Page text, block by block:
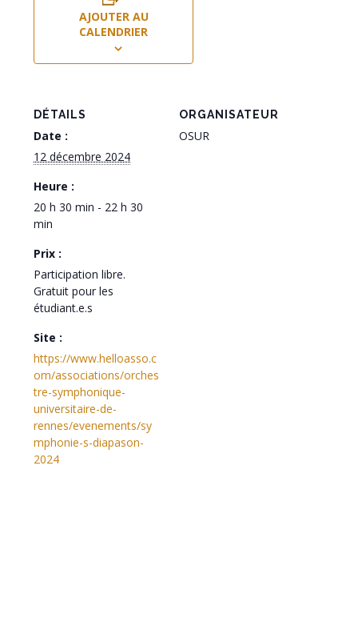
AJOUTER AU
CALENDRIER
DÉTAILS
Date :
12 décembre 2024
Heure :
20 h 30 min - 22 h 30
min
Prix :
Participation libre.
Gratuit pour les
étudiant.e.s
Site :
https://www.helloasso.c
om/associations/orches
tre-symphonique-
universitaire-de-
rennes/evenements/sy
mphonie-s-diapason-
2024
ORGANISATEUR
OSUR